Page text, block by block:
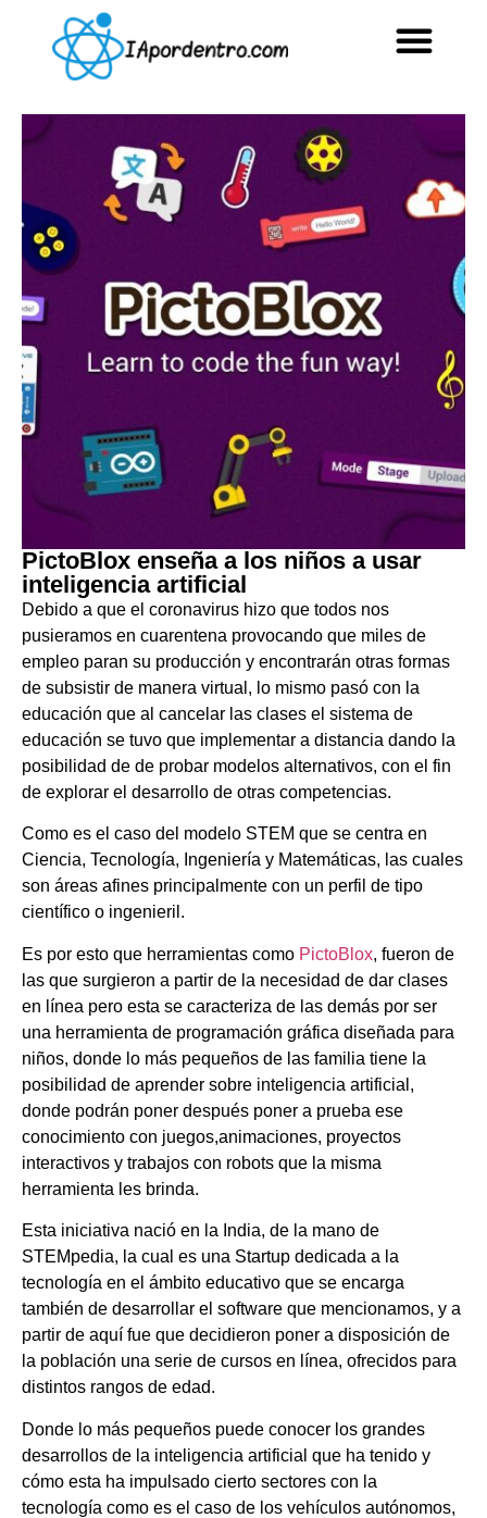
PictoBlox enseña a los niños a usar
inteligencia artificial
Debido a que el coronavirus hizo que todos nos
pusieramos en cuarentena provocando que miles de
empleo paran su producción y encontrarán otras formas
de subsistir de manera virtual, lo mismo pasó con la
educación que al cancelar las clases el sistema de
educación se tuvo que implementar a distancia dando la
posibilidad de de probar modelos alternativos, con el fin
de explorar el desarrollo de otras competencias.
Como es el caso del modelo STEM que se centra en
Ciencia, Tecnología, Ingeniería y Matemáticas, las cuales
son áreas afines principalmente con un perfil de tipo
científico o ingenieril.
Es por esto que herramientas como PictoBlox, fueron de
las que surgieron a partir de la necesidad de dar clases
en línea pero esta se caracteriza de las demás por ser
una herramienta de programación gráfica diseñada para
niños, donde lo más pequeños de las familia tiene la
posibilidad de aprender sobre inteligencia artificial,
donde podrán poner después poner a prueba ese
conocimiento con juegos,animaciones, proyectos
interactivos y trabajos con robots que la misma
herramienta les brinda.
Esta iniciativa nació en la India, de la mano de
STEMpedia, la cual es una Startup dedicada a la
tecnología en el ámbito educativo que se encarga
también de desarrollar el software que mencionamos, y a
partir de aquí fue que decidieron poner a disposición de
la población una serie de cursos en línea, ofrecidos para
distintos rangos de edad.
Donde lo más pequeños puede conocer los grandes
desarrollos de la inteligencia artificial que ha tenido y
cómo esta ha impulsado cierto sectores con la
tecnología como es el caso de los vehículos autónomos,